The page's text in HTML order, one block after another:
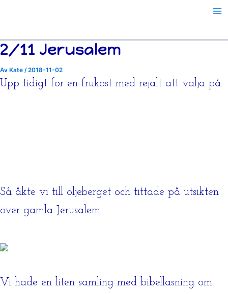
2/11 Jerusalem
Av Kate /2018-11-02
Upp tidigt för en frukost med rejält att välja på.
Så åkte vi till oljeberget och tittade på utsikten
över gamla Jerusalem.
Vi hade en liten samling med bibelläsning om